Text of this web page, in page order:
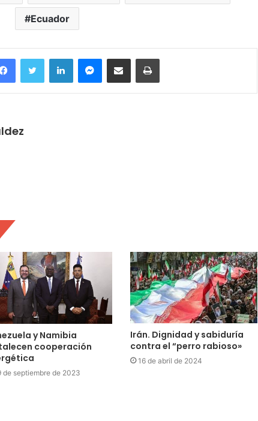
Ecuador
FacebookTwitter LinkedInMessengerCompartir por correo electrónicoImprimir
y Namibia
cooperación
de septiembre de 2023
Irán. Dignidad y sabiduría
contra el “perro rabioso»
16 de abril de 2024